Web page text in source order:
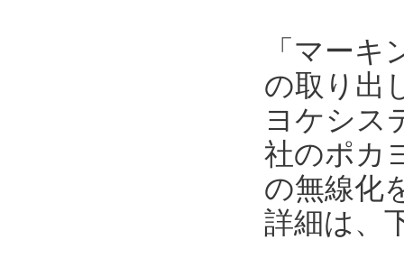
「マー
の取り出
ヨケシス
社のポカ
の無線化
詳細は、